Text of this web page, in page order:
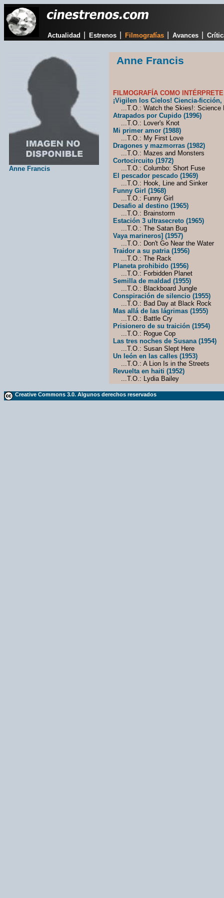
Actualidad Estrenos Filmografías Avances
Anne Francis
Anne Francis
FILMOGRAFÍA COMO
¡Vigilen los Cielos! Ciencia-
...T.O.: Watch the Skies!: Science
Atrapados por Cupido (1996)
...T.O.: Lover's Knot
Mi primer amor (1988)
...T.O.: My First Love
Dragones y mazmorras (1982)
...T.O.: Mazes and Monsters
Cortocircuito (1972)
...T.O.: Columbo: Short Fuse
El pescador pescado (1969)
...T.O.: Hook, Line and Sinker
Funny Girl (1968)
...T.O.: Funny Girl
Desafio al destino (1965)
...T.O.: Brainstorm
Estación 3 ultrasecreto (1965)
...T.O.: The Satan Bug
Vaya marineros] (1957)
...T.O.: Don't Go Near the Water
Traidor a su patria (1956)
...T.O.: The Rack
Planeta prohibido (1956)
...T.O.: Forbidden Planet
Semilla de maldad (1955)
...T.O.: Blackboard Jungle
Conspiración de silencio (1955)
...T.O.: Bad Day at Black Rock
Mas allá de las lágrimas (1955)
...T.O.: Battle Cry
Prisionero de su traición (1954)
...T.O.: Rogue Cop
Las tres noches de Susana (1954)
...T.O.: Susan Slept Here
Un león en las calles (1953)
...T.O.: A Lion Is in the Streets
Revuelta en haiti (1952)
...T.O.: Lydia Bailey
Creative Commons 3.0. Algunos derechos reservados